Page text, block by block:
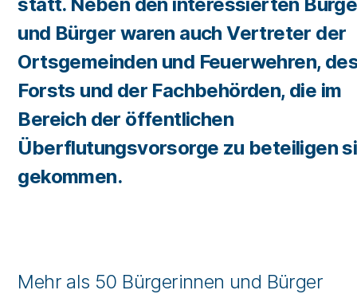
und Bürger waren auch Vertreter der
Ortsgemeinden und Feuerwehren,
Forsts und der Fachbehörden, die im
Bereich der öffentlichen
Überflutungsvorsorge zu beteiligen
gekommen.
Mehr als 50 Bürgerinnen und Bürger